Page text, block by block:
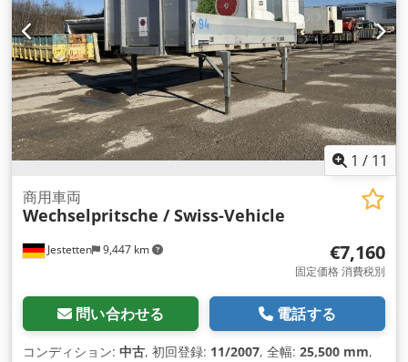
1 / 11
Jestetten 9,447 km
商用車両
Wechselpritsche / Swiss-Vehicle
€7,160
固定価格 消費税別
問い合わせる 電話する
コンディション: 中古, 初回登録: 11/2007, 全幅: 25,500 mm,